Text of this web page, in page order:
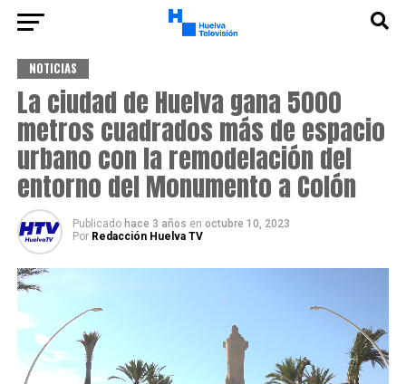
NOTICIAS
La ciudad de Huelva gana 5000
metros cuadrados más de espacio
urbano con la remodelación del
entorno del Monumento a Colón
Publicado hace 3 años en octubre 10, 2023
Por Redacción Huelva TV